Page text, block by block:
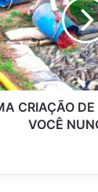
CRIAÇÃO
VOCÊ